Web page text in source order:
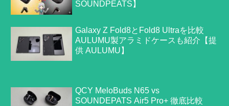
SOUNDPEATS】
Galaxy Z Fold8とFold8 Ultraを比較
AULUMU製アラミドケースも紹介【提
供 AULUMU】
QCY MeloBuds N65 vs
SOUNDEPATS Air5 Pro+ 徹底比較